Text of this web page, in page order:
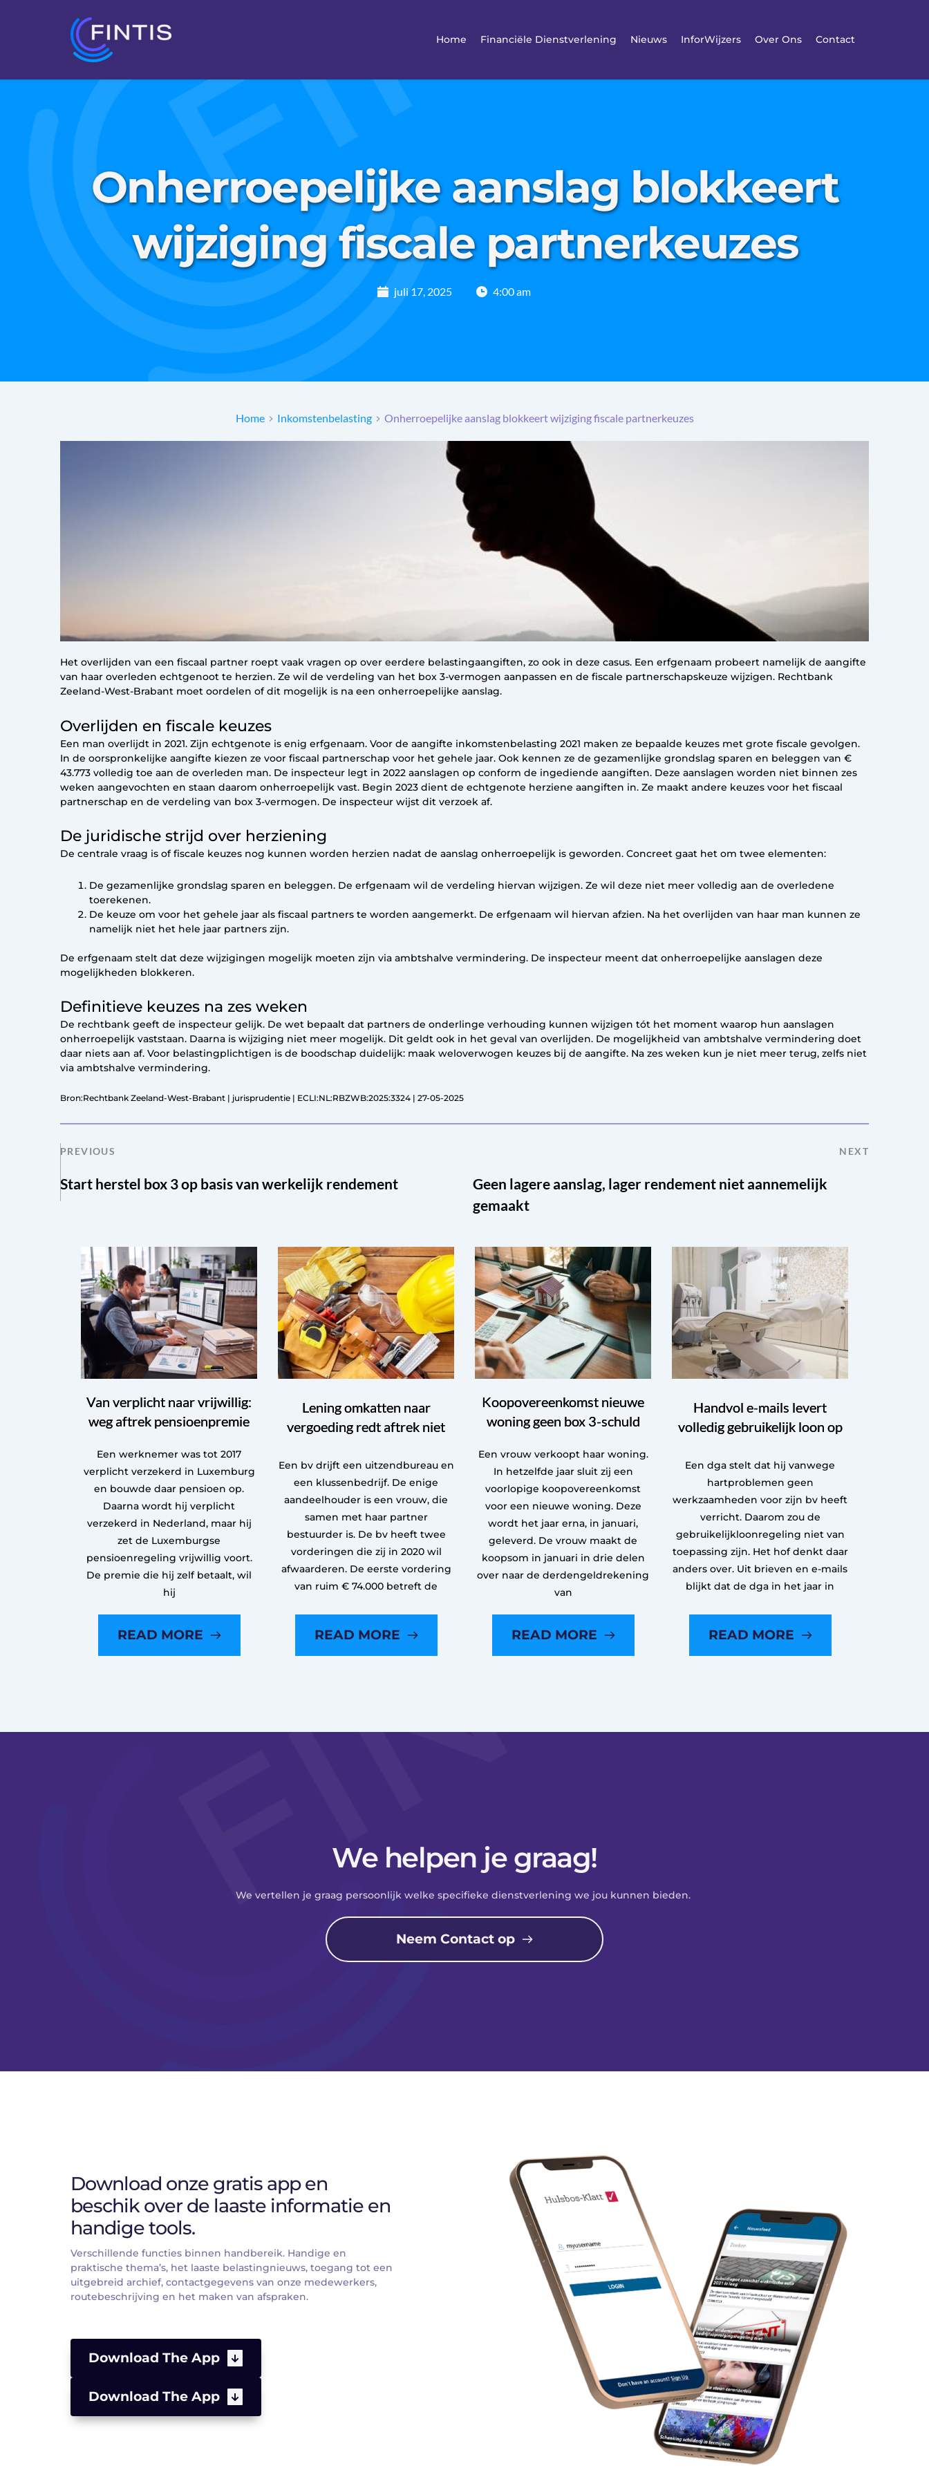
Home Financiële Dienstverlening Nieuws InforWijzers Over Ons Contact
Onherroepelijke aanslag blokkeert
wijziging fiscale partnerkeuzes
juli 17, 2025 4:00 am
Home Inkomstenbelasting Onherroepelijke aanslag blokkeert wijziging fiscale partnerkeuzes
Het overlijden van een fiscaal partner roept vaak vragen op over eerdere belastingaangiften, zo ook in deze casus. Een erfgenaam probeert namelijk de aangifte
van haar overleden echtgenoot te herzien. Ze wil de verdeling van het box 3-vermogen aanpassen en de fiscale partnerschapskeuze wijzigen. Rechtbank
Zeeland-West-Brabant moet oordelen of dit mogelijk is na een onherroepelijke aanslag.
Overlijden en fiscale keuzes
Een man overlijdt in 2021. Zijn echtgenote is enig erfgenaam. Voor de aangifte inkomstenbelasting 2021 maken ze bepaalde keuzes met grote fiscale gevolgen.
In de oorspronkelijke aangifte kiezen ze voor fiscaal partnerschap voor het gehele jaar. Ook kennen ze de gezamenlijke grondslag sparen en beleggen van €
43.773 volledig toe aan de overleden man. De inspecteur legt in 2022 aanslagen op conform de ingediende aangiften. Deze aanslagen worden niet binnen zes
weken aangevochten en staan daarom onherroepelijk vast. Begin 2023 dient de echtgenote herziene aangiften in. Ze maakt andere keuzes voor het fiscaal
partnerschap en de verdeling van box 3-vermogen. De inspecteur wijst dit verzoek af.
De juridische strijd over herziening
De centrale vraag is of fiscale keuzes nog kunnen worden herzien nadat de aanslag onherroepelijk is geworden. Concreet gaat het om twee elementen:
De gezamenlijke grondslag sparen en beleggen. De erfgenaam wil de verdeling hiervan wijzigen. Ze wil deze niet meer volledig aan de overledene
toerekenen.
De keuze om voor het gehele jaar als fiscaal partners te worden aangemerkt. De erfgenaam wil hiervan afzien. Na het overlijden van haar man kunnen ze
namelijk niet het hele jaar partners zijn.
De erfgenaam stelt dat deze wijzigingen mogelijk moeten zijn via ambtshalve vermindering. De inspecteur meent dat onherroepelijke aanslagen deze
mogelijkheden blokkeren.
Definitieve keuzes na zes weken
De rechtbank geeft de inspecteur gelijk. De wet bepaalt dat partners de onderlinge verhouding kunnen wijzigen tót het moment waarop hun aanslagen
onherroepelijk vaststaan. Daarna is wijziging niet meer mogelijk. Dit geldt ook in het geval van overlijden. De mogelijkheid van ambtshalve vermindering doet
daar niets aan af. Voor belastingplichtigen is de boodschap duidelijk: maak weloverwogen keuzes bij de aangifte. Na zes weken kun je niet meer terug, zelfs niet
via ambtshalve vermindering.
Bron:Rechtbank Zeeland-West-Brabant | jurisprudentie | ECLI:NL:RBZWB:2025:3324 | 27-05-2025
PREVIOUS NEXT
Start herstel box 3 op basis van werkelijk rendement
Geen lagere aanslag, lager rendement niet aannemelijk
gemaakt
Van verplicht naar vrijwillig:
weg aftrek pensioenpremie
Een werknemer was tot 2017
verplicht verzekerd in Luxemburg
en bouwde daar pensioen op.
Daarna wordt hij verplicht
verzekerd in Nederland, maar hij
zet de Luxemburgse
pensioenregeling vrijwillig voort.
De premie die hij zelf betaalt, wil
hij
READ MORE
Lening omkatten naar
vergoeding redt aftrek niet
Een bv drijft een uitzendbureau en
een klussenbedrijf. De enige
aandeelhouder is een vrouw, die
samen met haar partner
bestuurder is. De bv heeft twee
vorderingen die zij in 2020 wil
afwaarderen. De eerste vordering
van ruim € 74.000 betreft de
READ MORE
Koopovereenkomst nieuwe
woning geen box 3-schuld
Een vrouw verkoopt haar woning.
In hetzelfde jaar sluit zij een
voorlopige koopovereenkomst
voor een nieuwe woning. Deze
wordt het jaar erna, in januari,
geleverd. De vrouw maakt de
koopsom in januari in drie delen
over naar de derdengeldrekening
van
READ MORE
Handvol e-mails levert
volledig gebruikelijk loon op
Een dga stelt dat hij vanwege
hartproblemen geen
werkzaamheden voor zijn bv heeft
verricht. Daarom zou de
gebruikelijkloonregeling niet van
toepassing zijn. Het hof denkt daar
anders over. Uit brieven en e-mails
blijkt dat de dga in het jaar in
READ MORE
We helpen je graag!
We vertellen je graag persoonlijk welke specifieke dienstverlening we jou kunnen bieden.
Neem Contact op
Download onze gratis app en
beschik over de laaste informatie en
handige tools.
Verschillende functies binnen handbereik. Handige en
praktische thema’s, het laaste belastingnieuws, toegang tot een
uitgebreid archief, contactgegevens van onze medewerkers,
routebeschrijving en het maken van afspraken.
Download The App
Download The App